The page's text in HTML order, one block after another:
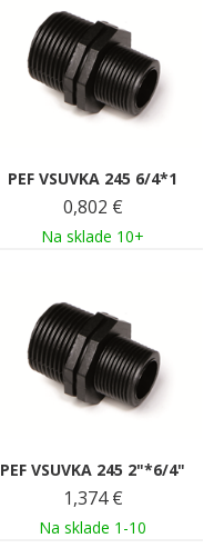
PEF VSUVKA 245 6/4*1
0,802 €
Na sklade 10+
PEF VSUVKA 245 2"*6/4"
1,374 €
Na sklade 1-10